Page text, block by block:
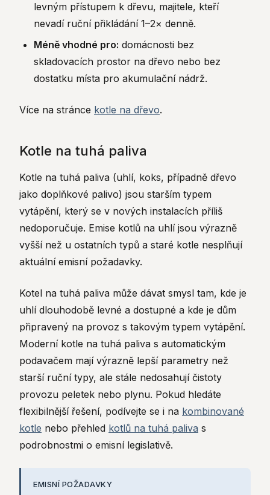
levným přístupem k dřevu, majitele, kteří
nevadí ruční přikládání 1–2× denně.
Méně vhodné pro: domácnosti bez
skladovacích prostor na dřevo nebo bez
dostatku místa pro akumulační nádrž.
Více na stránce kotle na dřevo.
Kotle na tuhá paliva
Kotle na tuhá paliva (uhlí, koks, případně dřevo
jako doplňkové palivo) jsou starším typem
vytápění, který se v nových instalacích příliš
nedoporučuje. Emise kotlů na uhlí jsou výrazně
vyšší než u ostatních typů a staré kotle nesplňují
aktuální emisní požadavky.
Kotel na tuhá paliva může dávat smysl tam, kde je
uhlí dlouhodobě levné a dostupné a kde je dům
připravený na provoz s takovým typem vytápění.
Moderní kotle na tuhá paliva s automatickým
podavačem mají výrazně lepší parametry než
starší ruční typy, ale stále nedosahují čistoty
provozu peletek nebo plynu. Pokud hledáte
flexibilnější řešení, podívejte se i na kombinované
kotle nebo přehled kotlů na tuhá paliva s
podrobnostmi o emisní legislativě.
EMISNÍ POŽADAVKY